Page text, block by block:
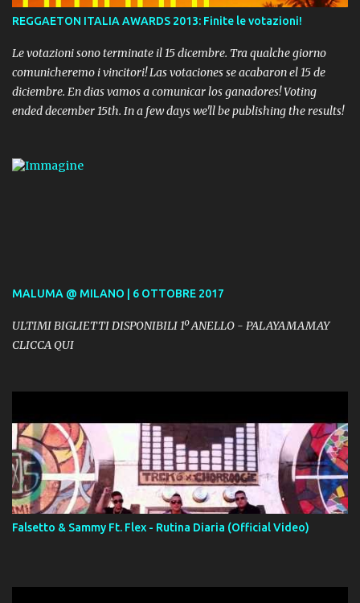
REGGAETON ITALIA AWARDS 2013: Finite le votazioni!
Le votazioni sono terminate il 15 dicembre. Tra qualche giorno
comunicheremo i vincitori! Las votaciones se acabaron el 15 de
diciembre. En dias vamos a comunicar los ganadores! Voting
ended december 15th. In a few days we'll be publishing the results!
MALUMA @ MILANO | 6 OTTOBRE 2017
ULTIMI BIGLIETTI DISPONIBILI 1º ANELLO - PALAYAMAMAY
CLICCA QUI
Falsetto & Sammy Ft. Flex - Rutina Diaria (Official Video)